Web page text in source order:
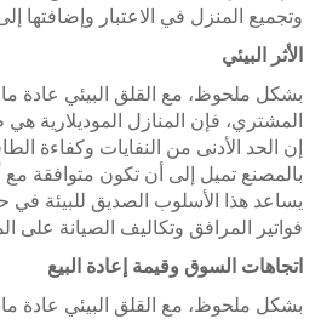
وتجميع المنزل في الاعتبار وإضافتها
الأثر البيئي
بشكل ملحوظ، مع القلق البيئي عادة
المشتري، فإن المنازل الموديلارية هي
إن الحد الأدنى من النفايات وكفاءة
بالمصنع تميل إلى أن تكون متوافقة مع
يساعد هذا الأسلوب الصديق للبيئة في
فواتير المرافق وتكاليف الصيانة على
اتجاهات السوق وقيمة إعادة البيع
بشكل ملحوظ، مع القلق البيئي عادة